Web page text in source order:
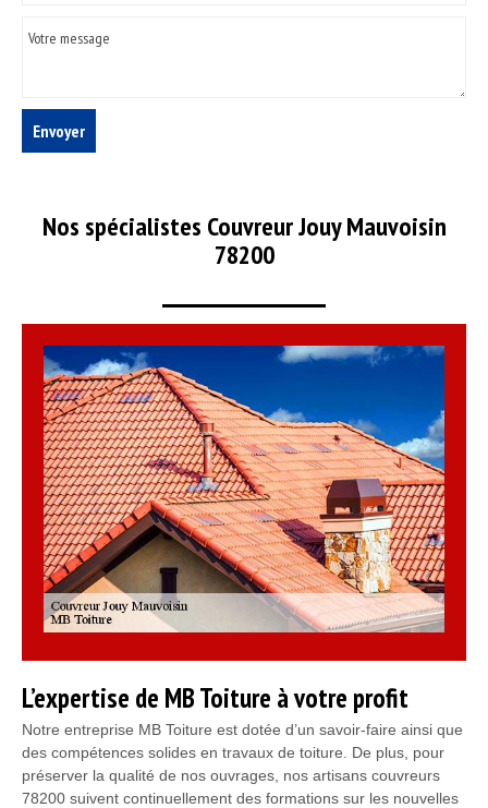
Nos spécialistes Couvreur Jouy Mauvoisin
78200
L’expertise de MB Toiture à votre profit
Notre entreprise MB Toiture est dotée d’un savoir-faire ainsi que
des compétences solides en travaux de toiture. De plus, pour
préserver la qualité de nos ouvrages, nos artisans couvreurs
78200 suivent continuellement des formations sur les nouvelles